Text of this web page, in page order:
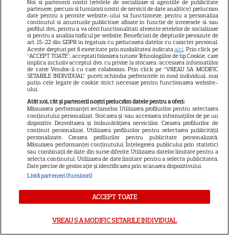
13
promisiune a făcut actorul
după momentele virale în care
a făcut senzație prin dans
13
SKYSHOWTIME
Scarlett Johansson și Kristin
Scott Thomas, din nou mamă
și fiică pe ecran în „My
Mother's Wedding”. Când
apare filmul pe SkyShowtime
PRIME VIDEO
Jamie Campbell Bower, starul
din „Stranger Things”, intră în
universul „Stăpânul Inelelor”.
Ce rol legendar va interpreta în
Noi si partenerii nostri (retelele de socializare si agentiile de publicitate
partenere, precum si furnizorii nostri de servicii de date analitice) prelucram
date pentru a permite website-ului sa functioneze, pentru a personaliza
continutul si anunturile publicitare afisate in functie de interesele si/sau
profilul dvs., pentru a va oferi functionalitati aferente retelelor de socializare
si pentru a analiza traficul pe website. Beneficiati de drepturile prevazute de
art. 15-22 din GDPR in legatura cu prelucrarea datelor cu caracter personal.
Aceste drepturi pot fi exercitate prin modalitatea indicataaici. Prin click pe
“ACCEPT TOATE”, acceptati folosirea tuturor Tehnologiilor de tip Cookie, care
implica inclusiv acceptul dvs. cu privire la stocarea/accesarea informatiilor
de catre Vendor-ii cu care colaboram. Prin click pe “VREAU SA MODIFIC
SETARILE INDIVIDUAL” puteti schimba preferintele in mod individual, mai
putin cele legate de cookie strict necesare pentru functionarea website-
ului.
Atât noi, cât și partenerii noștri prelucrăm datele pentru a oferi:
Măsurarea performanței reclamelor. Utilizarea profilurilor pentru selectarea
conținutului personalizat. Stocarea și/sau accesarea informațiilor de pe un
dispozitiv. Dezvoltarea și îmbunătățirea serviciilor. Crearea profilurilor de
conținut personalizat. Utilizarea profilurilor pentru selectarea publicității
personalizate. Crearea profilurilor pentru publicitate personalizată.
Măsurarea performanței conținutului. Înțelegerea publicului prin statistici
sau combinații de date din surse diferite. Utilizarea datelor limitate pentru a
selecta conținutul. Utilizarea de date limitate pentru a selecta publicitatea.
Date precise de geolocație și identificarea prin scanarea dispozitivului.
Listă parteneri (furnizori)
ACCEPT TOATE
VREAU SA MODIFIC SETARILE INDIVIDUAL